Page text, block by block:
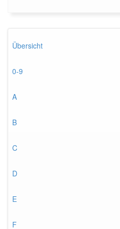
Übersicht
0-9
A
B
C
D
E
F